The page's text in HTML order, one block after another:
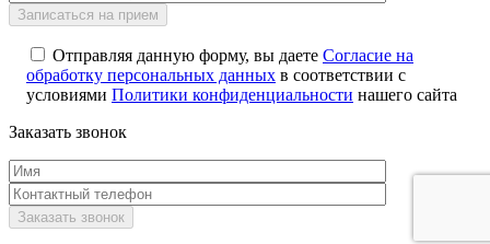
Отправляя данную форму, вы даете Согласие на
обработку персональных данных в соответствии с
условиями Политики конфиденциальности нашего сайта
Заказать звонок